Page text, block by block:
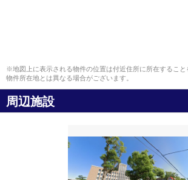
※地図上に表示される物件の位置は付近住所に所在するこ
物件所在地とは異なる場合がございます。
周辺施設